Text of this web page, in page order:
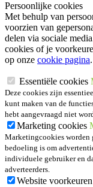
Persoonlijke cookies
Met behulp van
voorzien van
delen via sociale
cookies of je
op onze cookie pagina.
Essentiële cookies
Deze cookies zijn
kunt maken van de
hebt aangevraagd niet
Marketing cookies
Marketingcookies worden
bedoeling is om
individuele gebruiker en
adverteerders.
Website